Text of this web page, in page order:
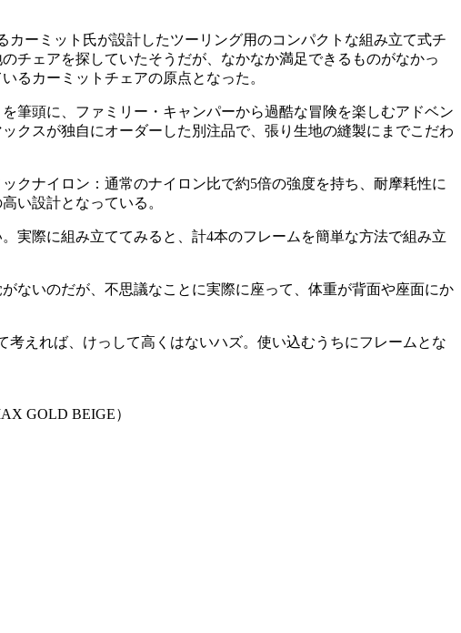
ーミット氏が設計したツーリング用のコンパクトな組み立て式チ
チェアを探していたそうだが、なかなか満足できるものがなかっ
るカーミットチェアの原点となった。
筆頭に、ファミリー・キャンパーから過酷な冒険を楽しむアドベン
クスが独自にオーダーした別注品で、張り生地の縫製にまでこだわ
クナイロン：通常のナイロン比で約5倍の強度を持ち、耐摩耗性に
い設計となっている。
実際に組み立ててみると、計4本のフレームを簡単な方法で組み立
ないのだが、不思議なことに実際に座って、体重が背面や座面にか
えれば、けっして高くはないハズ。使い込むうちにフレームとな
GOLD BEIGE）